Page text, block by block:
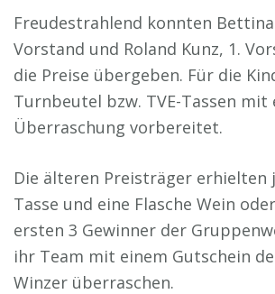
Freudestrahlend konnten
Vorstand und Roland Kunz, 1.
die Preise übergeben. Für die
Turnbeutel bzw. TVE-Tassen mit
Überraschung vorbereitet.
Die älteren Preisträger erhielten
Tasse und eine Flasche Wein
ersten 3 Gewinner der
ihr Team mit einem Gutschein
Winzer überraschen.